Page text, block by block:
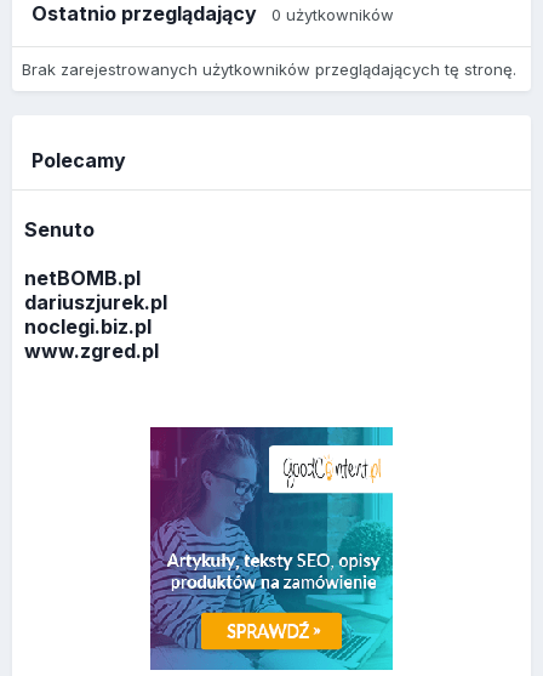
Ostatnio przeglądający 0 użytkowników
Brak zarejestrowanych użytkowników przeglądających tę stronę.
Polecamy
Senuto
netBOMB.pl
dariuszjurek.pl
noclegi.biz.pl
www.zgred.pl